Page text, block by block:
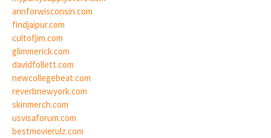
annforwisconsin.com
findjaipur.com
cultofjim.com
glimmerick.com
davidfollett.com
newcollegebeat.com
reverbnewyork.com
skinmerch.com
usvisaforum.com
bestmovierulz.com